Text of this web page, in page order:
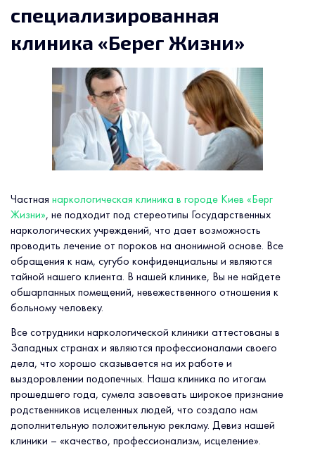
специализированная
клиника «Берег Жизни»
Частная наркологическая клиника в городе Киев «Берг
Жизни», не подходит под стереотипы Государственных
наркологических учреждений, что дает возможность
проводить лечение от пороков на анонимной основе. Все
обращения к нам, сугубо конфиденциальны и являются
тайной нашего клиента. В нашей клинике, Вы не найдете
обшарпанных помещений, невежественного отношения к
больному человеку.
Все сотрудники наркологической клиники аттестованы в
Западных странах и являются профессионалами своего
дела, что хорошо сказывается на их работе и
выздоровлении подопечных. Наша клиника по итогам
прошедшего года, сумела завоевать широкое признание
родственников исцеленных людей, что создало нам
дополнительную положительную рекламу. Девиз нашей
клиники – «качество, профессионализм, исцеление».